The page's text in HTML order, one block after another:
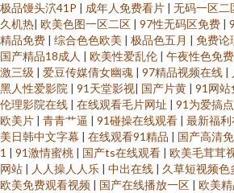
极品馒头泬41P | 成年人免费看片 | 无码一区二
久机热| 欧美色图一区二区 | 97性无码区免费 |
精品免费 | 综合色色欧美 | 极品色五月 | 免费论
国产精品18成人 | 欧美性爱乱伦 | 午夜性色免
激三级 | 爱豆传媒倩女幽魂 | 97精品视频在线 |
黑人性爱影院 | 91天堂影视| 国产片黄 | 91网站
伦理影院在线 | 在线观看毛片网址 | 91为爱搞
欧美片 | 青青艹逼 | 91碰操在线观看 | 最新福
美日韩中文字幕 | 在线观看91精品 | 国产高清
1 | 91激情蜜桃 | 国产ts在线观看 | 欧美毛茸茸
网站 | 人人操人人乐 | 中出在线 | 久草短视频色
欧美免费观看视频 | 国产在线播放一区 | 欧美